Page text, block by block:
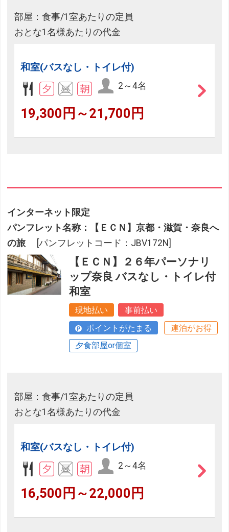
部屋：食事/1室あたりの定員
おとな1名様あたりの代金
和室(バスなし・トイレ付)
2～4名
19,300円～21,700円
インターネット限定
パンフレット名称：【ＥＣＮ】京都・滋賀・奈良へ
の旅
[パンフレットコード：JBV172N]
【ＥＣＮ】２６年パーソナリ
ップ奈良 バスなし・トイレ付
和室
現地払い
事前払い
ポイントがたまる
連泊がお得
夕食部屋or個室
部屋：食事/1室あたりの定員
おとな1名様あたりの代金
和室(バスなし・トイレ付)
2～4名
16,500円～22,000円